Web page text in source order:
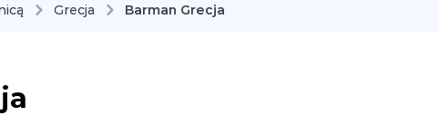
Grecja Barman Grecja